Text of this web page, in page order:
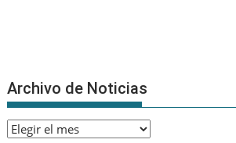
Archivo de Noticias
Archivo